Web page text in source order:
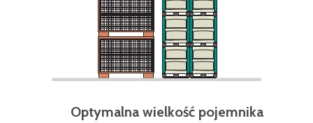
Optymalna wielkość pojemnika